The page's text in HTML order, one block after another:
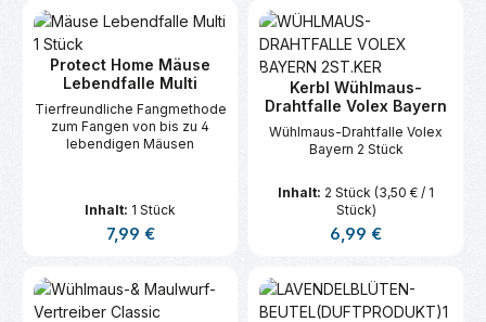
sind gemäß EU Öko-
Verordnung idgF für die
ökologische/biologische
Produktion geeignet.
Protect Home Mäuse
Lebendfalle Multi
Tierfreundliche Fangmethode
zum Fangen von bis zu 4
lebendigen Mäusen
Inhalt: 1 Stück
Regulärer Preis:
7,99 €
Kerbl Wühlmaus-
Drahtfalle Volex Bayern
Wühlmaus-Drahtfalle Volex
Bayern 2 Stück
Inhalt: 2 Stück (3,50 € / 1
Stück)
Regulärer Preis:
6,99 €